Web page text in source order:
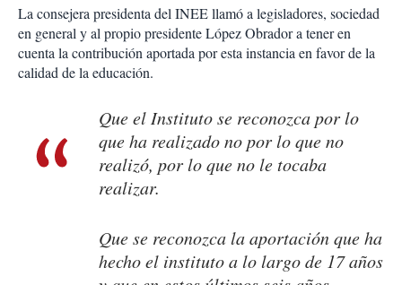
La consejera presidenta del INEE llamó a legisladores, sociedad
en general y al propio presidente López Obrador a tener en
cuenta la contribución aportada por esta instancia en favor de la
calidad de la educación.
Que el Instituto se reconozca por lo
que ha realizado no por lo que no
realizó, por lo que no le tocaba
realizar.
Que se reconozca la aportación que ha
hecho el instituto a lo largo de 17 años